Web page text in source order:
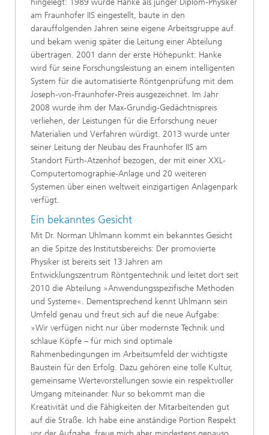
hingelegt: 1989 wurde Hanke als junger Diplom-Physiker
am Fraunhofer IIS eingestellt, baute in den
darauffolgenden Jahren seine eigene Arbeitsgruppe auf
und bekam wenig später die Leitung einer Abteilung
übertragen. 2001 dann der erste Höhepunkt: Hanke
wird für seine Forschungsleistung an einem intelligenten
System für die automatisierte Röntgenprüfung mit dem
Joseph-von-Fraunhofer-Preis ausgezeichnet. Im Jahr
2008 wurde ihm der Max-Grundig-Gedächtnispreis
verliehen, der Leistungen für die Erforschung neuer
Materialien und Verfahren würdigt. 2013 wurde unter
seiner Leitung der Neubau des Fraunhofer IIS am
Standort Fürth-Atzenhof bezogen, der mit einer XXL-
Computertomographie-Anlage und 20 weiteren
Systemen über einen weltweit einzigartigen Anlagenpark
verfügt.
Ein bekanntes Gesicht
Mit Dr. Norman Uhlmann kommt ein bekanntes Gesicht
an die Spitze des Institutsbereichs: Der promovierte
Physiker ist bereits seit 13 Jahren am
Entwicklungszentrum Röntgentechnik und leitet dort seit
2010 die Abteilung »Anwendungsspezifische Methoden
und Systeme«. Dementsprechend kennt Uhlmann sein
Umfeld genau und freut sich auf die neue Aufgabe:
»Wir verfügen nicht nur über modernste Technik und
schlaue Köpfe – für mich sind optimale
Rahmenbedingungen im Arbeitsumfeld der wichtigste
Baustein für den Erfolg. Dazu gehören eine tolle Kultur,
gemeinsame Wertevorstellungen sowie ein respektvoller
Umgang miteinander. Nur so bekommt man die
Kreativität und die Fähigkeiten der Mitarbeitenden gut
auf die Straße. Ich habe eine anständige Portion Respekt